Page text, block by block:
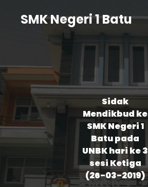
SMK Negeri 1 Batu
Sidak
Mendikbud ke
SMK Negeri 1
Batu pada
UNBK hari ke 3
sesi Ketiga
(26-03-2019)